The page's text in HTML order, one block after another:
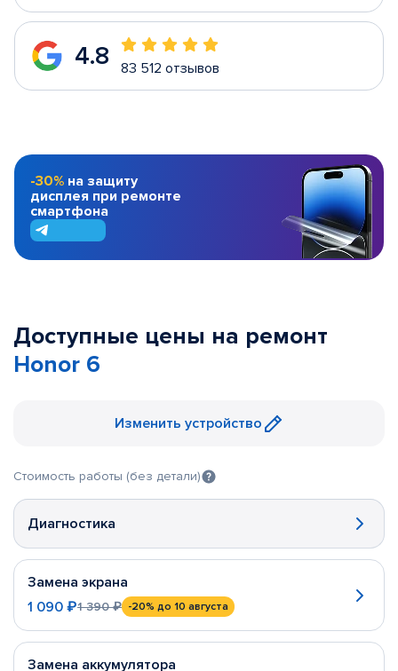
4.8 83 512 отзывов
-30% на защиту
дисплея при ремонте
смартфона
Доступные цены на ремонт
Honor 6
Изменить устройство
Стоимость работы (без детали)
Диагностика
Замена экрана
1 090 ₽1 390 ₽ -20% до 10 августа
Замена аккумулятора